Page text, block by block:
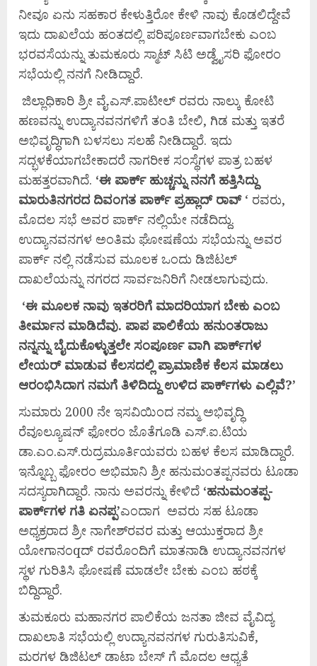
ನೀವೂ ಏನು ಸಹಕಾರ ಕೇಳುತ್ತಿರೋ ಕೇಳಿ ನಾವು ಕೊಡಲಿದ್ದೇವೆ
ಇದು ದಾಖಲೆಯ ಹಂತದಲ್ಲಿ ಪರಿಪೂರ್ಣವಾಗಬೇಕು ಎಂಬ
ಭರವಸೆಯನ್ನು ತುಮಕೂರು ಸ್ಮಾಟ್ ಸಿಟಿ ಅಡ್ವೈಸರಿ ಫೋರಂ
ಸಭೆಯಲ್ಲಿ ನನಗೆ ನೀಡಿದ್ದಾರೆ.
ಜಿಲ್ಲಾಧಿಕಾರಿ ಶ್ರೀ ವೈ.ಎಸ್.ಪಾಟೀಲ್ ರವರು ನಾಲ್ಕು ಕೋಟಿ
ಹಣವನ್ನು ಉದ್ಯಾನವನಗಳಿಗೆ ತಂತಿ ಬೇಲಿ, ಗಿಡ ಮತ್ತು ಇತರೆ
ಅಭಿವೃದ್ಧಿಗಾಗಿ ಬಳಸಲು ಸಲಹೆ ನೀಡಿದ್ದಾರೆ. ಇದು
ಸದ್ಭಳಕೆಯಾಗಬೇಕಾದರೆ ನಾಗರೀಕ ಸಂಸ್ಥೆಗಳ ಪಾತ್ರ ಬಹಳ
ಮಹತ್ತರವಾಗಿದೆ. ‘ಈ ಪಾರ್ಕ್ ಹುಚ್ಚನ್ನು ನನಗೆ ಹತ್ತಿಸಿದ್ದು
ಮಾರುತಿನಗರದ ದಿವಂಗತ ಪಾರ್ಕ್ ಪ್ರಹ್ಲಾದ್ ರಾವ್‘ ರವರು,
ಮೊದಲ ಸಭೆ ಅವರ ಪಾರ್ಕ್ ನಲ್ಲಿಯೇ ನಡೆದಿದ್ದು.
ಉದ್ಯಾನವನಗಳ ಅಂತಿಮ ಘೋಷಣೆಯ ಸಭೆಯನ್ನು ಅವರ
ಪಾರ್ಕ್ ನಲ್ಲಿ ನಡೆಸುವ ಮೂಲಕ ಒಂದು ಡಿಜಿಟಲ್
ದಾಖಲೆಯನ್ನು ನಗರದ ಸಾರ್ವಜನಿರಿಗೆ ನೀಡಲಾಗುವುದು.
‘ಈ ಮೂಲಕ ನಾವು ಇತರರಿಗೆ ಮಾದರಿಯಾಗ ಬೇಕು ಎಂಬ
ತೀರ್ಮಾನ ಮಾಡಿದೆವು. ಪಾಪ ಪಾಲಿಕೆಯ ಹನುಂತರಾಜು
ನನ್ನನ್ನುಬೈದುಕೊಳ್ಳುತ್ತಲೇ ಸಂಪೂರ್ಣ ವಾಗಿ ಪಾರ್ಕ್‍ಗಳ
ಲೇಯರ್ ಮಾಡುವ ಕೆಲಸದಲ್ಲಿ ಪ್ರಾಮಾಣಿಕ ಕೆಲಸ ಮಾಡಲು
ಆರಂಭಿಸಿದಾಗ ನಮಗೆ ತಿಳಿದಿದ್ದು ಉಳಿದ ಪಾರ್ಕ್‍ಗಳು ಎಲ್ಲಿವೆ?’
ಸುಮಾರು 2000 ನೇ ಇಸವಿಯಿಂದ ನಮ್ಮ ಅಭಿವೃದ್ಧಿ
ರೆವೂಲ್ಯೂಷನ್ ಫೋರಂ ಜೊತೆಗೂಡಿ ಎಸ್.ಐ.ಟಿಯ
ಡಾ.ಎಂ.ಎಸ್.ರುದ್ರಮೂರ್ತಿಯವರು ಬಹಳ ಕೆಲಸ ಮಾಡಿದ್ದಾರೆ.
ಇನ್ನೊಬ್ಬ ಫೋರಂ ಅಭಿಮಾನಿ ಶ್ರೀ ಹನುಮಂತಪ್ಪನವರು ಟೂಡಾ
ಸದಸ್ಯರಾಗಿದ್ದಾರೆ. ನಾನು ಅವರನ್ನು ಕೇಳಿದೆ ‘ಹನುಮಂತಪ್ಪ-
ಪಾರ್ಕ್‍ಗಳ ಗತಿ ಏನಪ್ಪ’ಎಂದಾಗ ಅವರು ಸಹ ಟೂಡಾ
ಅಧ್ಯಕ್ರರಾದ ಶ್ರೀ ನಾಗೇಶ್‍ರವರ ಮತ್ತು ಆಯುಕ್ತರಾದ ಶ್ರೀ
ಯೋಗಾನಂqದ್ ರವರೊಂದಿಗೆ ಮಾತನಾಡಿ ಉದ್ಯಾನವನಗಳ
ಸ್ಥಳ ಗುರಿತಿಸಿ ಘೋಷಣೆ ಮಾಡಲೇ ಬೇಕು ಎಂಬ ಹಠಕ್ಕೆ
ಬಿದ್ದಿದ್ದಾರೆ.
ತುಮಕೂರು ಮಹಾನಗರ ಪಾಲಿಕೆಯ ಜನತಾ ಜೀವ ವೈವಿದ್ಯ
ದಾಖಲಾತಿ ಸಭೆಯಲ್ಲಿ ಉದ್ಯಾನವನಗಳ ಗುರುತಿಸುವಿಕೆ,
ಮರಗಳ ಡಿಜಿಟಲ್ ಡಾಟಾ ಬೇಸ್ ಗೆ ಮೊದಲ ಆಧ್ಯತೆ